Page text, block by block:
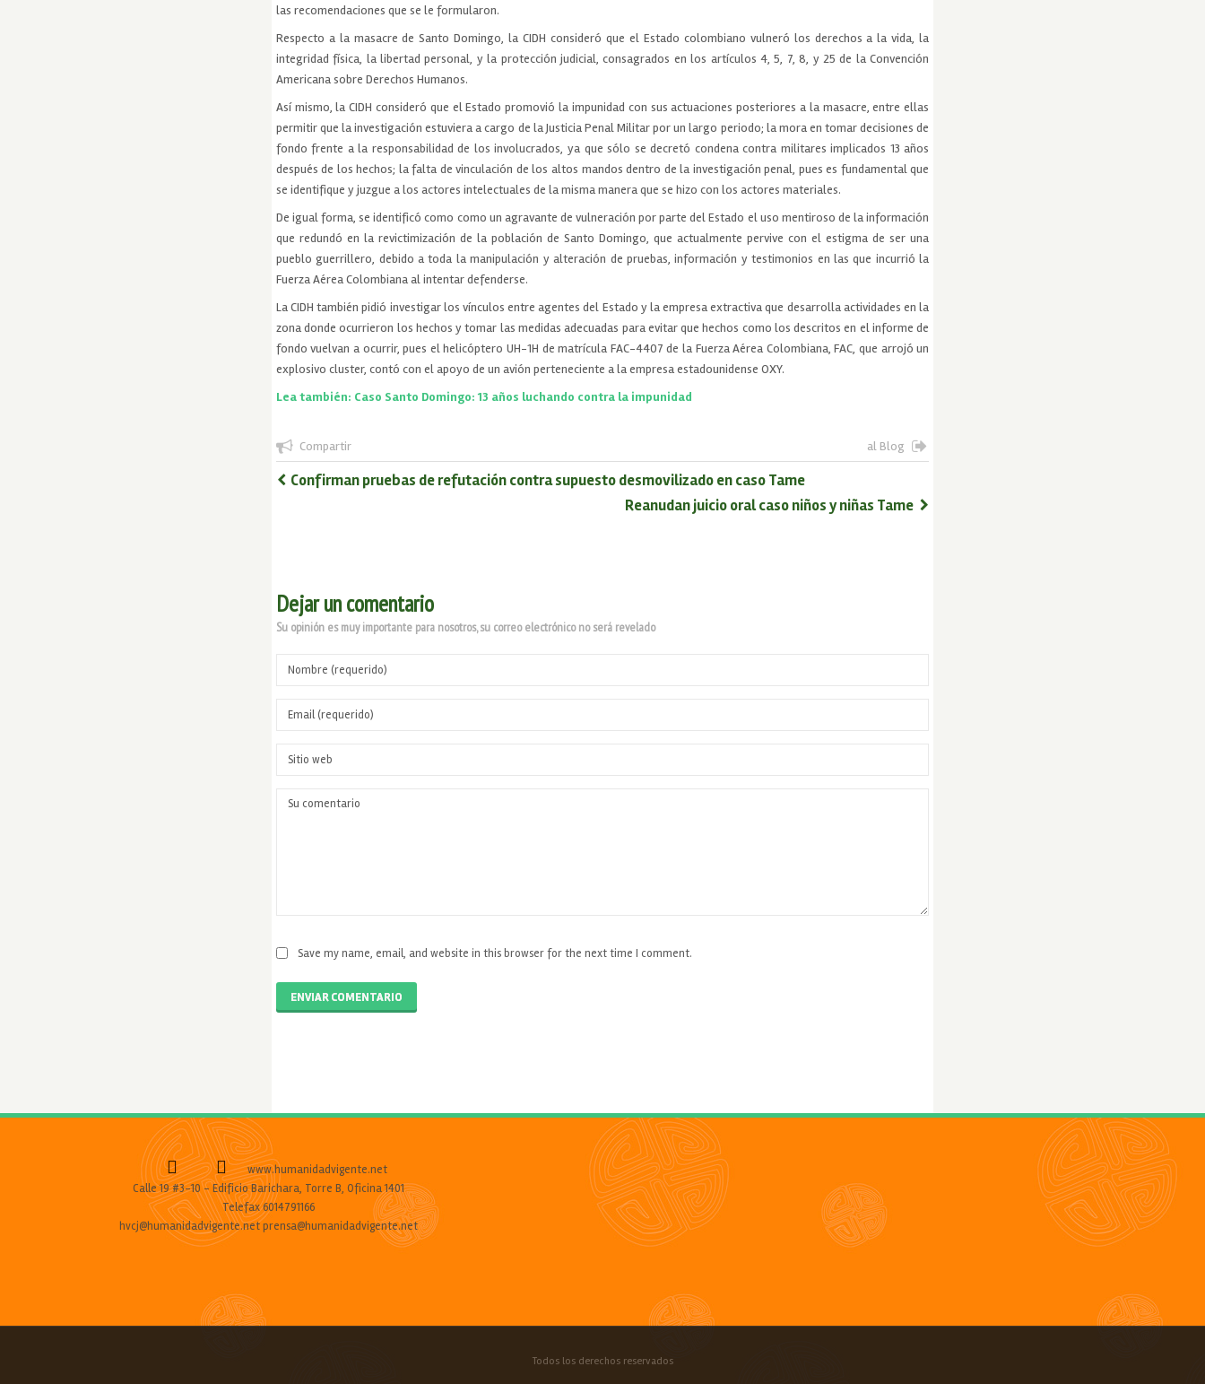
las recomendaciones que se le formularon.
Respecto a la masacre de Santo Domingo, la CIDH consideró que el Estado colombiano vulneró los derechos a la vida, la
integridad física, la libertad personal, y la protección judicial, consagrados en los artículos 4, 5, 7, 8, y 25 de la Convención
Americana sobre Derechos Humanos.
Así mismo, la CIDH consideró que el Estado promovió la impunidad con sus actuaciones posteriores a la masacre, entre ellas
permitir que la investigación estuviera a cargo de la Justicia Penal Militar por un largo periodo; la mora en tomar decisiones de
fondo frente a la responsabilidad de los involucrados, ya que sólo se decretó condena contra militares implicados 13 años
después de los hechos; la falta de vinculación de los altos mandos dentro de la investigación penal, pues es fundamental que
se identifique y juzgue a los actores intelectuales de la misma manera que se hizo con los actores materiales.
De igual forma, se identificó como como un agravante de vulneración por parte del Estado el uso mentiroso de la información
que redundó en la revictimización de la población de Santo Domingo, que actualmente pervive con el estigma de ser una
pueblo guerrillero, debido a toda la manipulación y alteración de pruebas, información y testimonios en las que incurrió la
Fuerza Aérea Colombiana al intentar defenderse.
La CIDH también pidió investigar los vínculos entre agentes del Estado y la empresa extractiva que desarrolla actividades en la
zona donde ocurrieron los hechos y tomar las medidas adecuadas para evitar que hechos como los descritos en el informe de
fondo vuelvan a ocurrir, pues el helicóptero UH-1H de matrícula FAC-4407 de la Fuerza Aérea Colombiana, FAC, que arrojó un
explosivo cluster, contó con el apoyo de un avión perteneciente a la empresa estadounidense OXY.
Lea también: Caso Santo Domingo: 13 años luchando contra la impunidad
Compartir al Blog
Confirman pruebas de refutación contra supuesto desmovilizado en caso Tame
Reanudan juicio oral caso niños y niñas Tame
Dejar un comentario
Su opinión es muy importante para nosotros, su correo electrónico no será revelado
Save my name, email, and website in this browser for the next time I comment.
ENVIAR COMENTARIO
www.humanidadvigente.net
Calle 19 #3-10 - Edificio Barichara, Torre B, Oficina 1401
Telefax 6014791166
hvcj@humanidadvigente.net prensa@humanidadvigente.net
Todos los derechos reservados